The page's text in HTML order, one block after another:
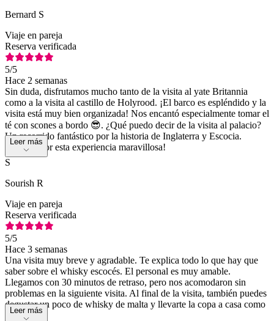
Bernard S
Viaje en pareja
Reserva verificada
5/5
Hace 2 semanas
Sin duda, disfrutamos mucho tanto de la visita al yate Britannia
como a la visita al castillo de Holyrood. ¡El barco es espléndido y la
visita está muy bien organizada! Nos encantó especialmente tomar el
té con scones a bordo 😎. ¿Qué puedo decir de la visita al palacio?
Un recorrido fantástico por la historia de Inglaterra y Escocia.
¡Gracias por esta experiencia maravillosa!
Leer más
S
Sourish R
Viaje en pareja
Reserva verificada
5/5
Hace 3 semanas
Una visita muy breve y agradable. Te explica todo lo que hay que
saber sobre el whisky escocés. El personal es muy amable.
Llegamos con 30 minutos de retraso, pero nos acomodaron sin
problemas en la siguiente visita. Al final de la visita, también puedes
degustar un poco de whisky de malta y llevarte la copa a casa como
recuerdo.
Leer más